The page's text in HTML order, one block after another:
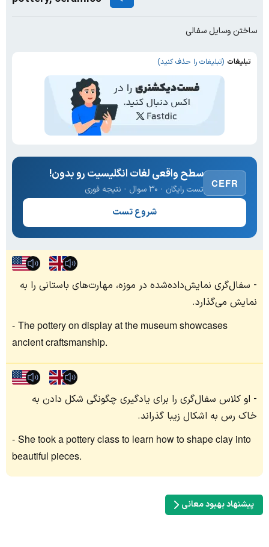
ساختن وسایل سفالی
تبلیغات (تبلیغات را حذف کنید)
CEFR
سطح واقعی لغات انگلیسیت رو بدون!
تست رایگان · ۳۰ سوال · نتیجه فوری
شروع تست
سفال‌گری نمایش‌داده‌شده در موزه، مهارت‌های باستانی را به
نمایش می‌گذارد.
The pottery on display at the museum showcases
ancient craftsmanship.
او کلاس سفال‌گری را برای یادگیری چگونگی شکل دادن به
خاک رس به اشکال زیبا گذراند.
She took a pottery class to learn how to shape clay into
beautiful pieces.
پیشنهاد بهبود معانی